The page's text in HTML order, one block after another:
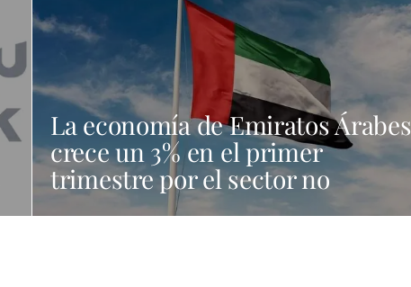
La economía de Emiratos Árabes
crece un 3% en el primer
trimestre por el sector no
petrolero